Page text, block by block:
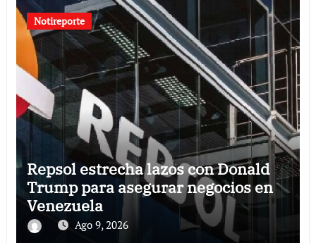
Notireporte
Repsol estrecha lazos con Donald
Trump para asegurar negocios en
Venezuela
Ago 9, 2026